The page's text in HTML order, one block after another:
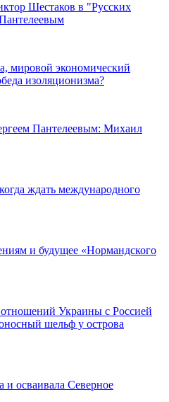
Шестаков в "Русских
мировой экономический
изоляционизма?
Пантелеевым: Михаил
ждать международного
и будущее «Нормандского
Украины с Россией
шельф у острова
и осваивала Северное